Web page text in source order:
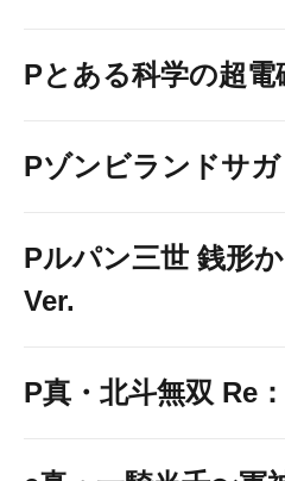
Pとある科学の超電
Pゾンビランドサガ
Pルパン三世 銭形
Ver.
P真・北斗無双 Re